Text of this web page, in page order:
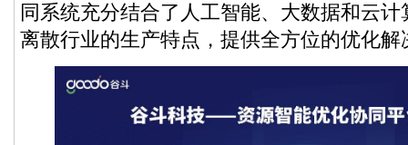
同系统充分结合了人工智能、大数据和云
离散行业的生产特点，提供全方位的优化解